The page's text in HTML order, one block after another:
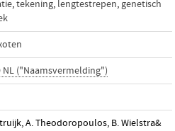
,tekening, lengtestrepen, genetisch
NL ("Naamsvermelding")
A. Theodoropoulos, B. Wielstra&